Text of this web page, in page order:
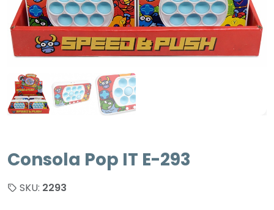
Consola Pop IT E-293
SKU: 2293